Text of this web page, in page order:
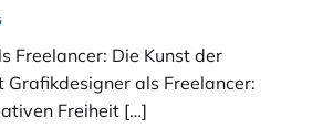
Freelancer: Die Kunst der
Grafikdesigner als Freelancer:
Freiheit […]